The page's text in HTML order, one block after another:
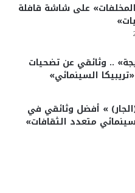
على شاشة قافلة
.. وثائقي عن تضحيات
السينمائي»
» أفضل وثائقي في
متعدد الثقافات»